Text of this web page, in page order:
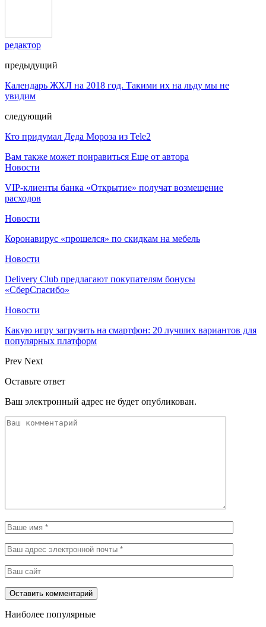
редактор
предыдущий
Календарь ЖХЛ на 2018 год. Такими их на льду мы не
увидим
следующий
Кто придумал Деда Мороза из Tele2
Вам также может понравиться Еще от автора
Новости
VIP-клиенты банка «Открытие» получат возмещение
расходов
Новости
Коронавирус «прошелся» по скидкам на мебель
Новости
Delivery Club предлагают покупателям бонусы
«СберСпасибо»
Новости
Какую игру загрузить на смартфон: 20 лучших вариантов для
популярных платформ
Prev Next
Оставьте ответ
Ваш электронный адрес не будет опубликован.
Наиболее популярные